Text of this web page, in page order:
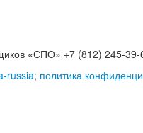
«СПО» +7 (812) 245-39-
russia; политика